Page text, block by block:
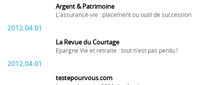
Argent & Patrimoine
L'assurance-vie : placement ou outil de succession
2012.04.01
La Revue du Courtage
Epargne Vie et retraite : tout n'est pas perdu !
2012.04.01
testepourvous.com